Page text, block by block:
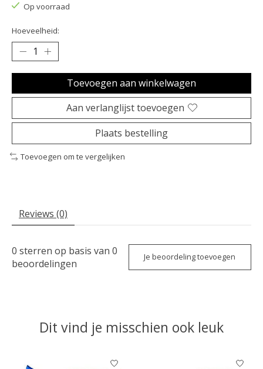
Op voorraad
Hoeveelheid:
Toevoegen aan winkelwagen
Aan verlanglijst toevoegen
Plaats bestelling
Toevoegen om te vergelijken
Reviews (0)
0 sterren op basis van 0
beoordelingen
Je beoordeling toevoegen
Dit vind je misschien ook leuk
Items van productcarrousel